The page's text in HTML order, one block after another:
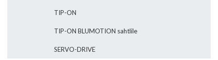
TIP-ON
TIP-ON BLUMOTION sahtlile
SERVO-DRIVE